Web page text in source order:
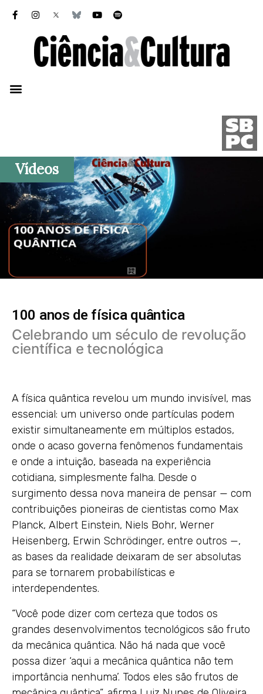
Vídeos
100 anos de física quântica
Celebrando um século de revolução
científica e tecnológica
A física quântica revelou um mundo invisível, mas
essencial: um universo onde partículas podem
existir simultaneamente em múltiplos estados,
onde o acaso governa fenômenos fundamentais
e onde a intuição, baseada na experiência
cotidiana, simplesmente falha. Desde o
surgimento dessa nova maneira de pensar — com
contribuições pioneiras de cientistas como Max
Planck, Albert Einstein, Niels Bohr, Werner
Heisenberg, Erwin Schrödinger, entre outros —,
as bases da realidade deixaram de ser absolutas
para se tornarem probabilísticas e
interdependentes.
“Você pode dizer com certeza que todos os
grandes desenvolvimentos tecnológicos são fruto
da mecânica quântica. Não há nada que você
possa dizer ‘aqui a mecânica quântica não tem
importância nenhuma’. Todos eles são frutos de